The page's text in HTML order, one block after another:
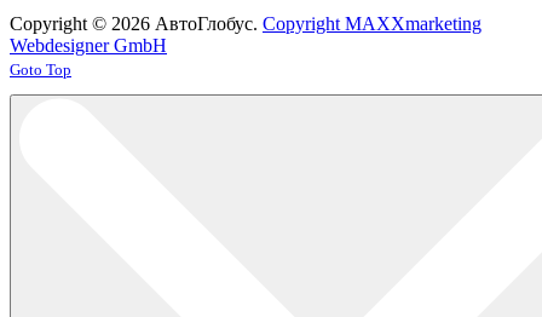
Copyright © 2026 АвтоГлобус. Copyright MAXXmarketing
Webdesigner GmbH
Joomla! 3 Templates
Goto Top